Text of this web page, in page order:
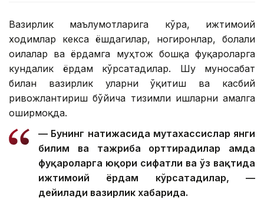
Вазирлик маълумотларига кўра, ижтимоий
ходимлар кекса ёшдагилар, ногиронлар, болали
оилалар ва ёрдамга муҳтож бошқа фуқароларга
кундалик ёрдам кўрсатадилар. Шу муносабат
билан вазирлик уларни ўқитиш ва касбий
ривожлантириш бўйича тизимли ишларни амалга
оширмоқда.
— Бунинг натижасида мутахассислар янги
билим ва тажриба орттирадилар ҳамда
фуқароларга юқори сифатли ва ўз вақтида
ижтимоий ёрдам кўрсатадилар, —
дейилади вазирлик хабарида.